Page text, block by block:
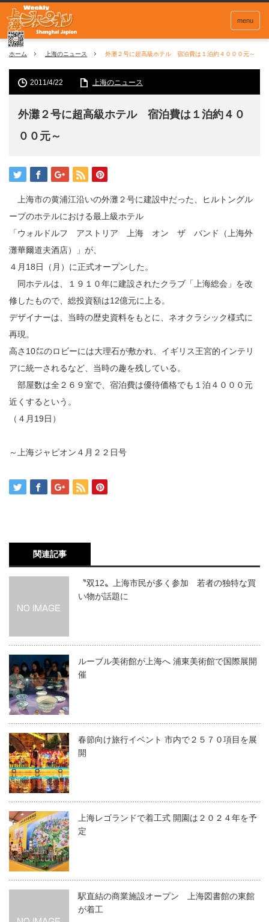
menu
ホーム 上海のニュース 外灘２号に超高級ホテル 宿泊費は１泊約４０００元～
2011/4/22 上海のニュース
外灘２号に超高級ホテル 宿泊費は１泊約４０
００元～
上海市の黄浦江沿いの外灘２号に建設中だった、ヒルトングル
ープのホテルにおける最上級ホテル
「ウォルドルフ アストリア 上海 オン ザ バンド（上海外
灘華爾道夫酒店）」が、
４月18日（月）に正式オープンした。
同ホテルは、１９１０年に建設されたクラブ「上海総会」を改
修したもので、総投資額は12億元に上る。
デザイナーは、当時の歴史資料をもとに、ネオクラシック様式に
再現。
高さ10㍍のロビーには大理石が敷かれ、イギリス王宮的インテリ
アに統一されるなど、当時の趣を残している。
部屋数は全２６９室で、宿泊費は優待価格でも１泊４０００元
近くするという。
（４月19日）
～上海ジャピオン４月２２日号
関連記事
〝双12〟上海市民が多く参加 若者の独特な買
い物が話題に
ルーブル美術館が上海へ 浦東美術館で国際展開
催
春節向け旅行イベント 市内で２５７０項目を展
開
上海レゴランドで着工式 開園は２０２４年を予
定
駅直結の商業施設オープン 上海図書館の東館
が着工